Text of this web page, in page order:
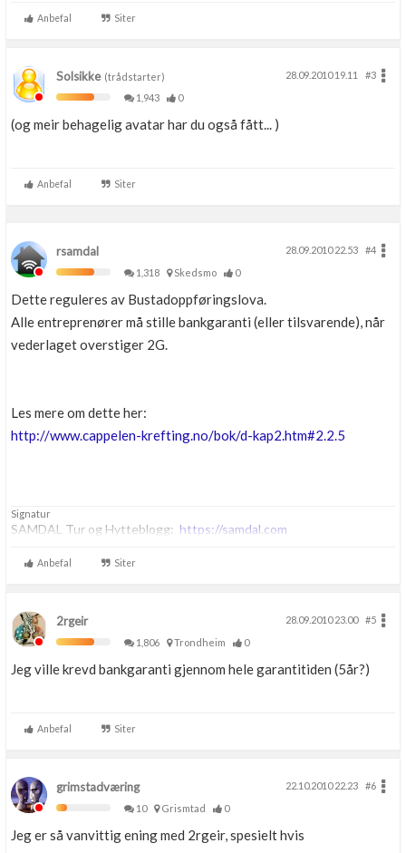
Anbefal Siter
Solsikke(trådstarter) 28.09.2010 19.11
#3
1,943
0
(og meir behagelig avatar har du også fått... )
Anbefal Siter
rsamdal 28.09.2010 22.53
#4
1,318
Skedsmo 0
Dette reguleres av Bustadoppføringslova.
Alle entreprenører må stille bankgaranti (eller tilsvarende), når
vederlaget overstiger 2G.
Les mere om dette her:
http://www.cappelen-krefting.no/bok/d-kap2.htm#2.2.5
Signatur
SAMDAL Tur og Hytteblogg: https://samdal.com
Anbefal Siter
2rgeir 28.09.2010 23.00
#5
1,806
Trondheim 0
Jeg ville krevd bankgaranti gjennom hele garantitiden (5år?)
Anbefal Siter
grimstadværing 22.10.2010 22.23
#6
10
Grismtad 0
Jeg er så vanvittig ening med 2rgeir, spesielt hvis